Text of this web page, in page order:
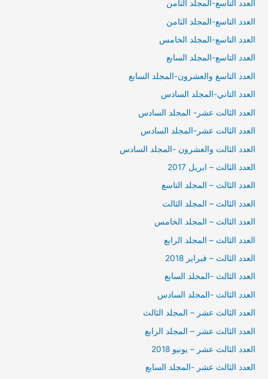
العدد التاسع-المجلد الثامن
العدد التاسع-المجلد الثامن
العدد التاسع-المجلد الخامس
العدد التاسع-المجلد السابع
العدد التاسغ والعشرون-المجلد السابع
العدد التاني-المجلد السادس
العدد الثالت عشر- المجلد السادس
العدد الثالت عشر-المجلد السادس
العدد الثالت والعشرون -المجلد السادس
العدد الثالث – ابريل 2017
العدد الثالث – المجلد التاسع
العدد الثالث – المجلد الثالث
العدد الثالث – المجلد الخامس
العدد الثالث – المجلد الرابع
العدد الثالث – فبراير 2018
العدد الثالث -المجلد السابع
العدد الثالث -المجلد السادس
العدد الثالث عشر – المجلد الثالث
العدد الثالث عشر – المجلد الرابع
العدد الثالث عشر – يونيو 2018
العدد الثالث عشر -المجلد السابع